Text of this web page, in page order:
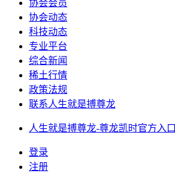
协会会员
协会动态
科技动态
专业平台
综合新闻
稀土行情
政策法规
联系人生就是搏尊龙
人生就是搏尊龙-尊龙凯时官方入口
登录
注册